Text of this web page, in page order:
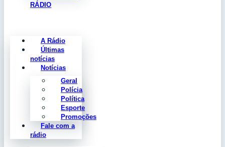
RÁDIO
A Rádio
Últimas
notícias
Notícias
Geral
Polícia
Política
Esporte
Promoções
Fale com a
rádio